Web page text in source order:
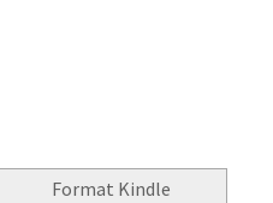
Format Kindle